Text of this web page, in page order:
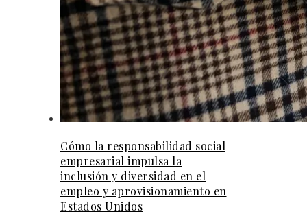
Cómo la responsabilidad social
empresarial impulsa la
inclusión y diversidad en el
empleo y aprovisionamiento en
Estados Unidos